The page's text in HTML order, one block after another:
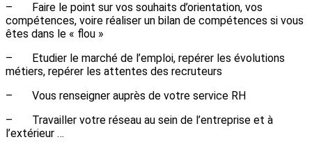
– Faire le point sur vos souhaits d’orientation, vos
compétences, voire réaliser un bilan de compétences si vous
êtes dans le « flou »
– Etudier le marché de l’emploi, repérer les évolutions
métiers, repérer les attentes des recruteurs
– Vous renseigner auprès de votre service RH
– Travailler votre réseau au sein de l’entreprise et à
l’extérieur …